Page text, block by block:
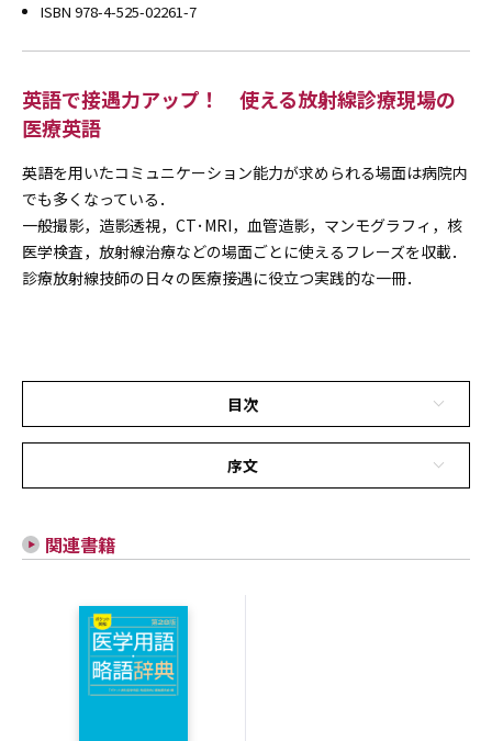
ISBN 978-4-525-02261-7
英語で接遇力アップ！ 使える放射線診療現場の
医療英語
英語を用いたコミュニケーション能力が求められる場面は病院内
でも多くなっている．
一般撮影，造影透視，CT･MRI，血管造影，マンモグラフィ，核
医学検査，放射線治療などの場面ごとに使えるフレーズを収載．
診療放射線技師の日々の医療接遇に役立つ実践的な一冊．
目次
序文
関連書籍